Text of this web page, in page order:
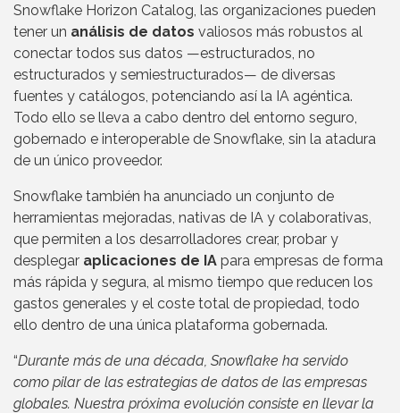
Snowflake Horizon Catalog, las organizaciones pueden
tener un análisis de datos valiosos más robustos al
conectar todos sus datos —estructurados, no
estructurados y semiestructurados— de diversas
fuentes y catálogos, potenciando así la IA agéntica.
Todo ello se lleva a cabo dentro del entorno seguro,
gobernado e interoperable de Snowflake, sin la atadura
de un único proveedor.
Snowflake también ha anunciado un conjunto de
herramientas mejoradas, nativas de IA y colaborativas,
que permiten a los desarrolladores crear, probar y
desplegar aplicaciones de IA para empresas de forma
más rápida y segura, al mismo tiempo que reducen los
gastos generales y el coste total de propiedad, todo
ello dentro de una única plataforma gobernada.
“Durante más de una década, Snowflake ha servido
como pilar de las estrategias de datos de las empresas
globales. Nuestra próxima evolución consiste en llevar la